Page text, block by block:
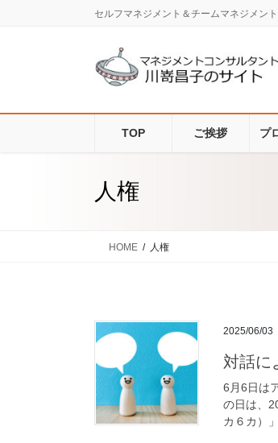
セルフマネジメント＆チームマネジメン
TOP ご挨拶 プ
人権
HOME 人権
2025/06/03
対話に
6月6日は
の日は、
カ６カ）